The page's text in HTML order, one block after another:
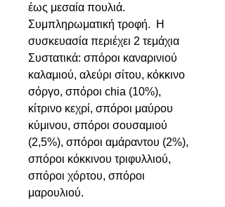
έως μεσαία πουλιά.
Συμπληρωματική τροφή. Η
συσκευασία περιέχει 2 τεμάχια
Συστατικά: σπόροι καναρινιού
καλαμιού, αλεύρι σίτου, κόκκινο
σόργο, σπόροι chia (10%),
κίτρινο κεχρί, σπόροι μαύρου
κύμινου, σπόροι σουσαμιού
(2,5%), σπόροι αμάραντου (2%),
σπόροι κόκκινου τριφυλλιού,
σπόροι χόρτου, σπόροι
μαρουλιού.